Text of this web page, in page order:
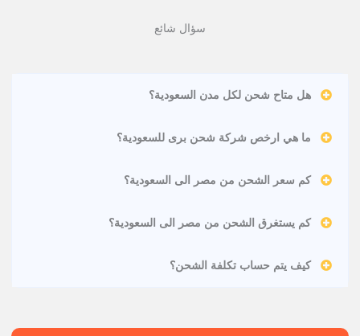
سؤال شائع
هل متاح شحن لكل مدن السعودية؟
ما هي ارخص شركة شحن برى للسعودية؟
كم سعر الشحن من مصر الى السعودية؟
كم يستغرق الشحن من مصر الى السعودية؟
كيف يتم حساب تكلفة الشحن؟